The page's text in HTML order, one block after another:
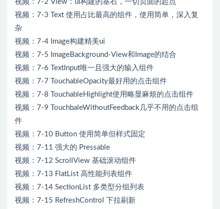
视频：7-2 View：ui构建的基石，一切页面的起点
视频：7-3 Text 使用占比最高的组件，使用简单，深入复
杂
视频：7-4 Image构建精美ui
视频：7-5 ImageBackground-View和Image的结合
视频：7-6 TextInput唯一且强大的输入组件
视频：7-7 TouchableOpacity最好用的点击组件
视频：7-8 TouchableHighlight使用略显麻烦的点击组件
视频：7-9 TouchbaleWithoutFeedback几乎不用的点击组
件
视频：7-10 Button 使用简单但样式固定
视频：7-11 强大的 Pressable
视频：7-12 ScrollView 基础滚动组件
视频：7-13 FlatList 高性能列表组件
视频：7-14 SectionList 多类型分组列表
视频：7-15 RefreshControl 下拉刷新